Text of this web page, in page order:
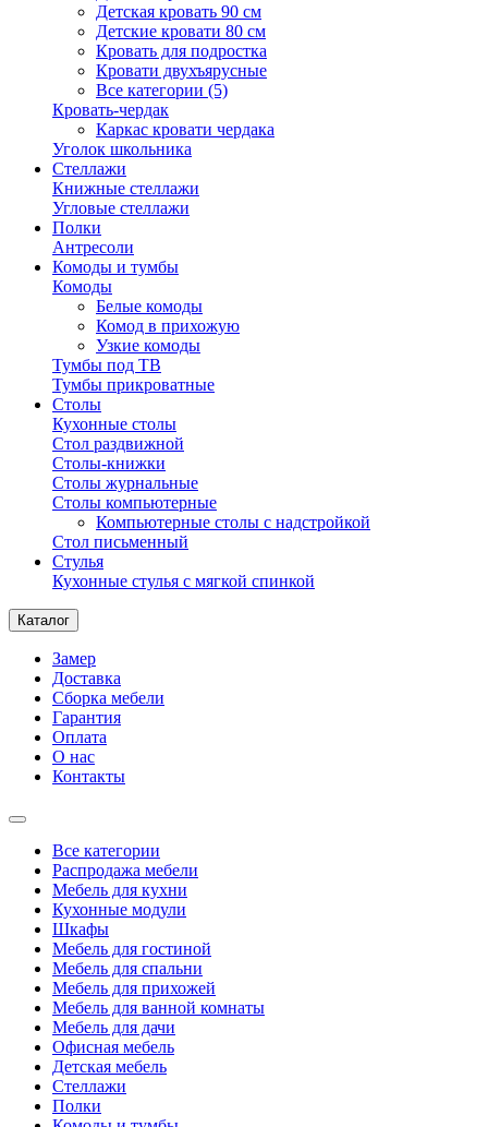
Детская кровать 90 см
Детские кровати 80 см
Кровать для подростка
Кровати двухъярусные
Все категории (5)
Кровать-чердак
Каркас кровати чердака
Уголок школьника
Стеллажи
Книжные стеллажи
Угловые стеллажи
Полки
Антресоли
Комоды и тумбы
Комоды
Белые комоды
Комод в прихожую
Узкие комоды
Тумбы под ТВ
Тумбы прикроватные
Столы
Кухонные столы
Стол раздвижной
Столы-книжки
Столы журнальные
Столы компьютерные
Компьютерные столы с надстройкой
Стол письменный
Стулья
Кухонные стулья с мягкой спинкой
Каталог
Замер
Доставка
Сборка мебели
Гарантия
Оплата
О нас
Контакты
Все категории
Распродажа мебели
Мебель для кухни
Кухонные модули
Шкафы
Мебель для гостиной
Мебель для спальни
Мебель для прихожей
Мебель для ванной комнаты
Мебель для дачи
Офисная мебель
Детская мебель
Стеллажи
Полки